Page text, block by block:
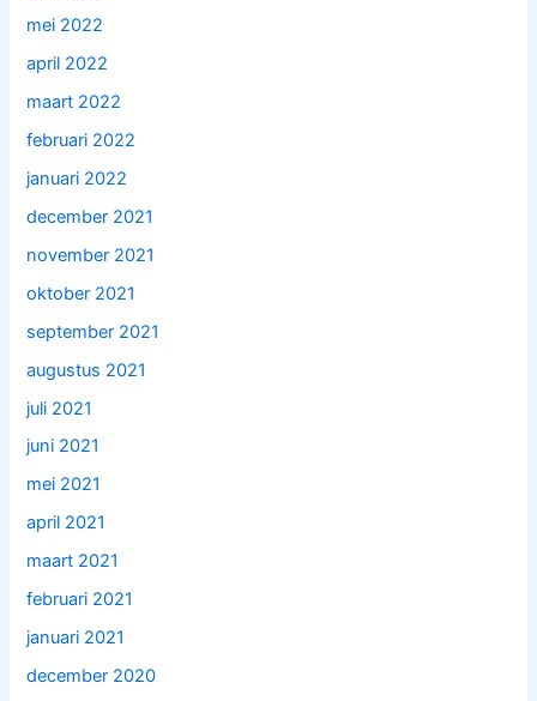
mei 2022
april 2022
maart 2022
februari 2022
januari 2022
december 2021
november 2021
oktober 2021
september 2021
augustus 2021
juli 2021
juni 2021
mei 2021
april 2021
maart 2021
februari 2021
januari 2021
december 2020